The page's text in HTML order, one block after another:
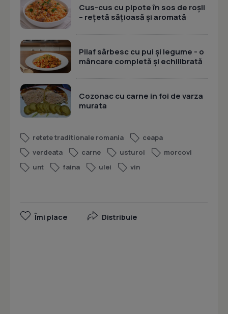
Cus-cus cu pipote în sos de roșii
– rețetă sățioasă și aromată
Pilaf sârbesc cu pui și legume - o
mâncare completă și echilibrată
Cozonac cu carne in foi de varza
murata
retete traditionale romania
ceapa
verdeata
carne usturoi
morcovi
unt
faina ulei vin
Îmi place Distribuie